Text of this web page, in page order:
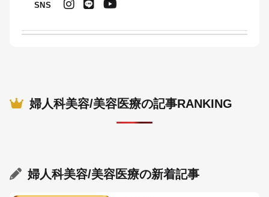
SNS
婦人科美容/美容医療の記事RANKING
婦人科美容/美容医療の新着記事